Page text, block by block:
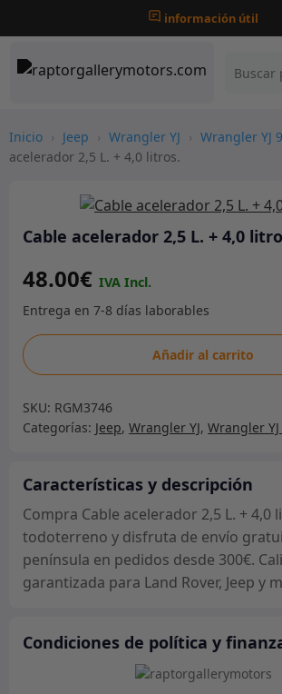
información útil
Inicio › Jeep › Wrangler YJ › Wrangler YJ
acelerador 2,5 L. + 4,0 litros.
Cable acelerador 2,5 L. + 4,0
48.00€
Cable
acelerador
L.
+
litros.
Añadir al carrito
SKU: RGM3746
Categorías: Jeep, Wrangler YJ, Wrangler
Características y descripción
Compra Cable acelerador 2,5 L. + 4,0
todoterreno y disfruta de envío
península en pedidos desde 300€.
garantizada para Land Rover, Jeep y
Condiciones de política y